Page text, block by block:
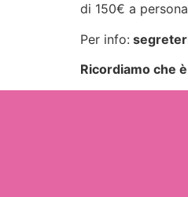
di 150€ a
Per info:
Ricordiamo che